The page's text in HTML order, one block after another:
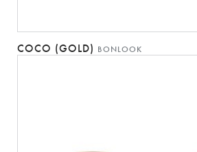
COCO (GOLD) BONLOOK